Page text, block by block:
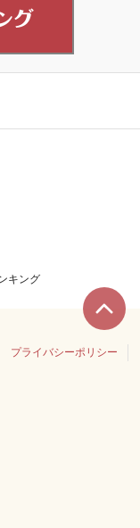
キング
プライバシーポリシー